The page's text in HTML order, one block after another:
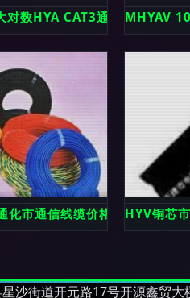
对数HYA CAT3通信电缆价格
MHYAV
化市通信线缆价格_通信线缆批
HYV铜芯
沙街道开元路17号开源鑫贸大